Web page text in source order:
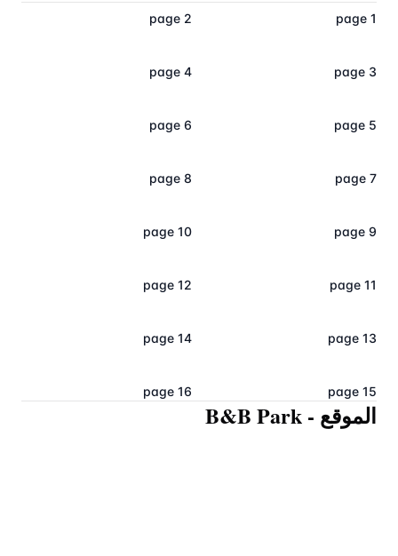
page 1
page 2
page 3
page 4
page 5
page 6
page 7
page 8
page 9
page 10
page 11
page 12
page 13
page 14
page 15
page 16
الموقع -
B&B Park